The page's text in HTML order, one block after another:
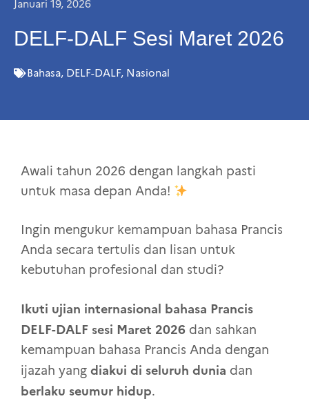
Januari 19, 2026
DELF-DALF Sesi Maret 2026
Bahasa, DELF-DALF, Nasional
Awali tahun 2026 dengan langkah pasti
untuk masa depan Anda!
Ingin mengukur kemampuan bahasa Prancis
Anda secara tertulis dan lisan untuk
kebutuhan profesional dan studi?
Ikuti ujian internasional bahasa Prancis
DELF-DALF sesi Maret 2026 dan sahkan
kemampuan bahasa Prancis Anda dengan
ijazah yang diakui di seluruh dunia dan
berlaku seumur hidup.